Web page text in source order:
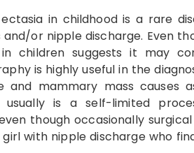
in childhood is a rare
or nipple discharge. Even
children suggests it may
is highly useful in the
and mammary mass causes
usually is a self-limited
though occasionally
girl with nipple discharge who